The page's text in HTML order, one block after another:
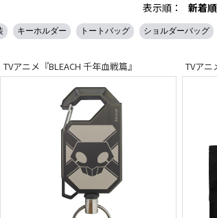
表示順：
新着順
キーホルダー トートバッグ ショルダーバッグ
TVアニメ『BLEACH 千年血戦篇』 TVアニ